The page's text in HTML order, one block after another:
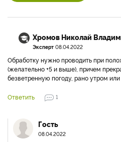
Хромов Николай
Эксперт 08.04.2022
Обработку нужно проводить при
(желательно +5 и выше), причем
безветренную погоду, рано утром
Ответить 1
Гость
08.04.2022